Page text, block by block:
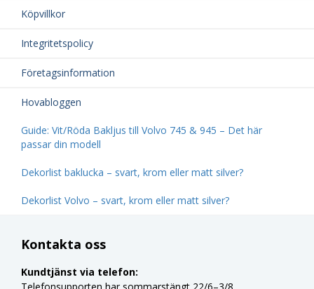
Köpvillkor
Integritetspolicy
Företagsinformation
Hovabloggen
Guide: Vit/Röda Bakljus till Volvo 745 & 945 – Det här
passar din modell
Dekorlist baklucka – svart, krom eller matt silver?
Dekorlist Volvo – svart, krom eller matt silver?
Kontakta oss
Kundtjänst via telefon:
Telefonsupporten har sommarstängt 22/6–3/8